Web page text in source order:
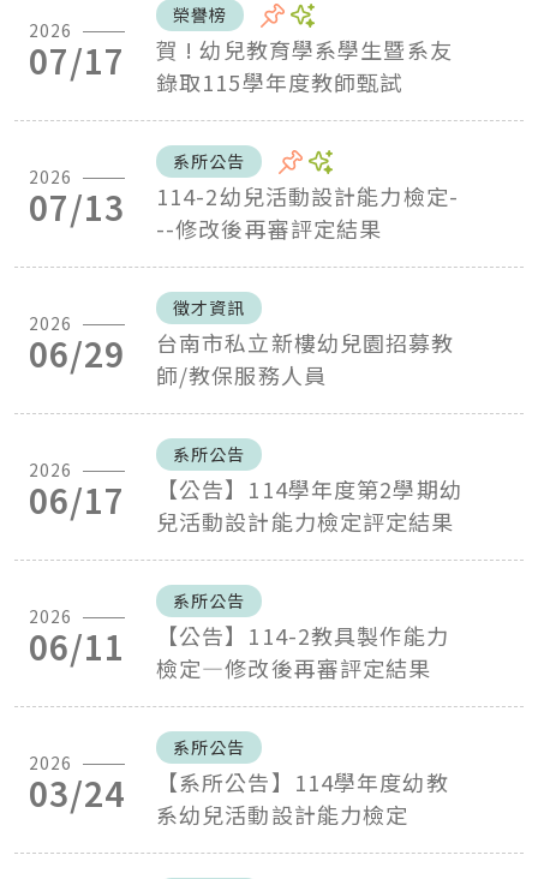
2026
07/17
榮譽榜
賀 ! 幼兒教育學系學生暨系友
錄取115學年度教師甄試
2026
07/13
系所公告
114-2幼兒活動設計能力檢定-
--修改後再審評定結果
2026
06/29
徵才資訊
台南市私立新樓幼兒園招募教
師/教保服務人員
2026
06/17
系所公告
【公告】114學年度第2學期幼
兒活動設計能力檢定評定結果
2026
06/11
系所公告
【公告】114-2教具製作能力
檢定—修改後再審評定結果
2026
03/24
系所公告
【系所公告】114學年度幼教
系幼兒活動設計能力檢定